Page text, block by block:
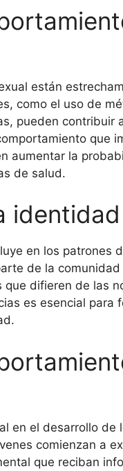
están
como el uso de
pueden contribuir
que
aumentar la
de salud.
en los patrones
de la
difieren de las
es esencial para
en el desarrollo
comienzan a
que reciban